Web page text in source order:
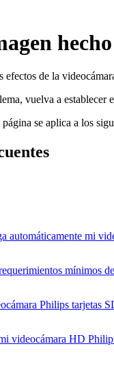
de la
vuelva a establecer
se aplica a los
automáticamente mi
mínimos
Philips tarjetas
videocámara HD